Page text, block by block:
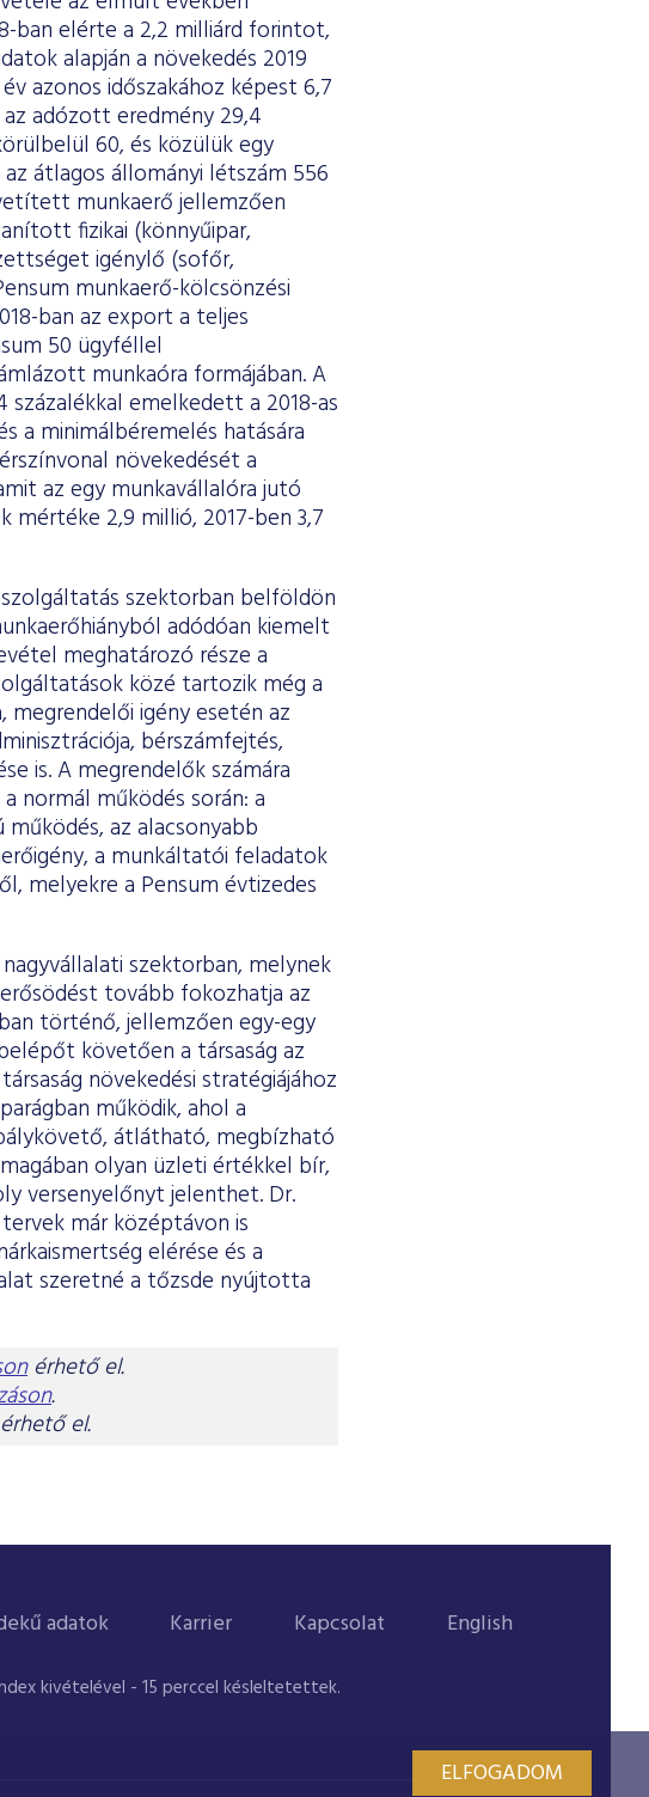
ban elérte a 2,2 milliárd forintot,
alapján a növekedés 2019
azonos időszakához képest 6,7
adózott eredmény 29,4
60, és közülük egy
átlagos állományi létszám 556
munkaerő jellemzően
fizikai (könnyűipar,
igénylő (sofőr,
munkaerő-kölcsönzési
ban az export a teljes
50 ügyféllel
munkaóra formájában. A
emelkedett a 2018-as
a minimálbéremelés hatására
növekedését a
az egy munkavállalóra jutó
2,9 millió, 2017-ben 3,7
szektorban belföldön
adódóan kiemelt
meghatározó része a
közé tartozik még a
igény esetén az
bérszámfejtés,
is. A megrendelők számára
normál működés során: a
az alacsonyabb
a munkáltatói feladatok
melyekre a Pensum évtizedes
szektorban, melynek
tovább fokozhatja az
történő, jellemzően egy-egy
követően a társaság az
növekedési stratégiájához
működik, ahol a
átlátható, megbízható
olyan üzleti értékkel bír,
versenyelőnyt jelenthet. Dr.
már középtávon is
elérése és a
szeretné a tőzsde nyújtotta
érhető el.
.
el.
adatok Karrier Kapcsolat English
kivételével - 15 perccel késleltetettek.
ELFOGADOM